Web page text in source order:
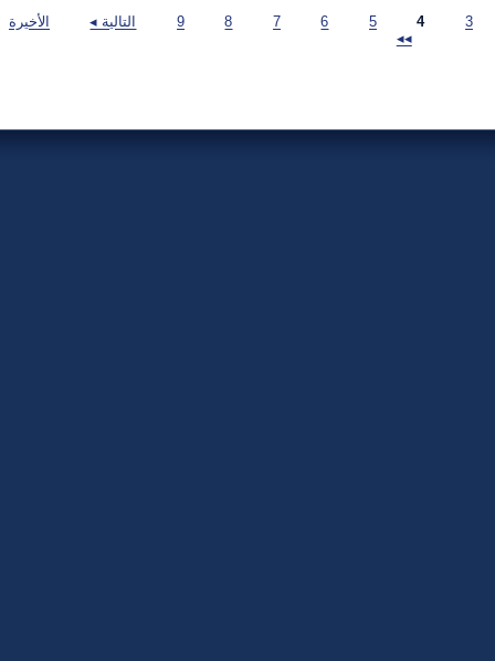
التالية ◂
الأخيرة